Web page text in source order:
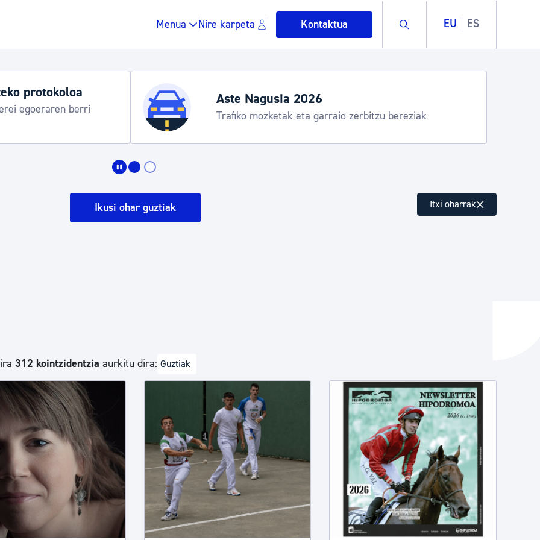
Menua Nire karpeta Kontaktua Buscar EU ES
Gune publikoa, hondakinak eta ingurumena
Berdintasuna, Giza Eskubideak eta bizikidetza
Kultura
Turismoa
Udako ordutegiak eta zerbitzuak
Udalinfo, Donostia Kirola, Donostia Kultura, San Telmo,
Urgull, Hondalea, Turismoa
Ikusi ohar guztiak Itxi oharrak
312 kointzidentzia aurkitu dira: Guztiak